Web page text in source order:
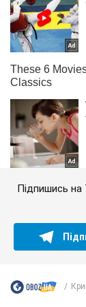
Підпишись на